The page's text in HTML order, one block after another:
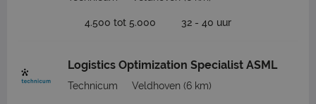
4.500 tot 5.000 32 - 40 uur
Logistics Optimization Specialist ASML
Technicum Veldhoven (6 km)